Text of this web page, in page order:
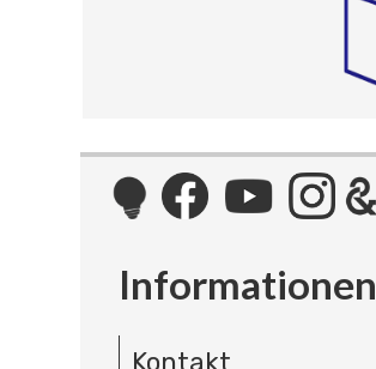
Informationen
Kontakt